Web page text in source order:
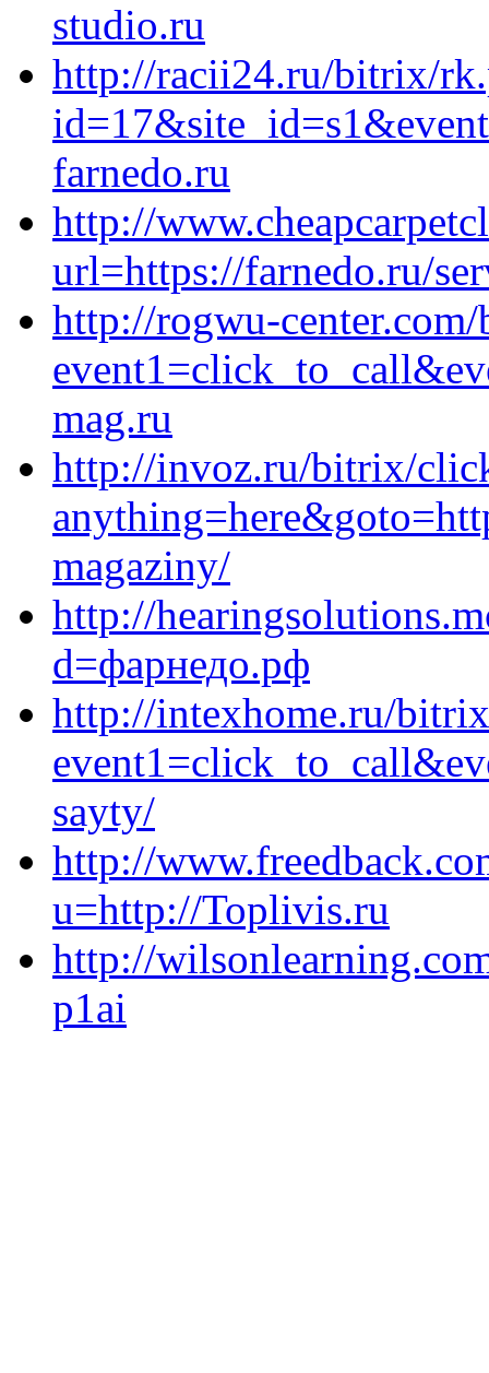
studio.ru
http://racii24.ru/bitrix/
farnedo.ru
http://
url=https://farnedo.ru/
http://rogwu-
mag.ru
http://invoz.ru/bitrix/
magaziny/
http://
d=фарнедо.рф
http://intexhome.ru/
sayty/
http://
u=http://Toplivis.ru
http://
p1ai